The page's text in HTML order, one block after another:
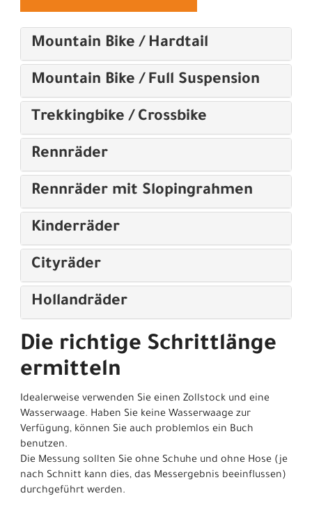
Mountain Bike / Hardtail
Mountain Bike / Full Suspension
Trekkingbike / Crossbike
Rennräder
Rennräder mit Slopingrahmen
Kinderräder
Cityräder
Hollandräder
Die richtige Schrittlänge
ermitteln
Idealerweise verwenden Sie einen Zollstock und eine
Wasserwaage. Haben Sie keine Wasserwaage zur
Verfügung, können Sie auch problemlos ein Buch
benutzen.
Die Messung sollten Sie ohne Schuhe und ohne Hose (je
nach Schnitt kann dies, das Messergebnis beeinflussen)
durchgeführt werden.